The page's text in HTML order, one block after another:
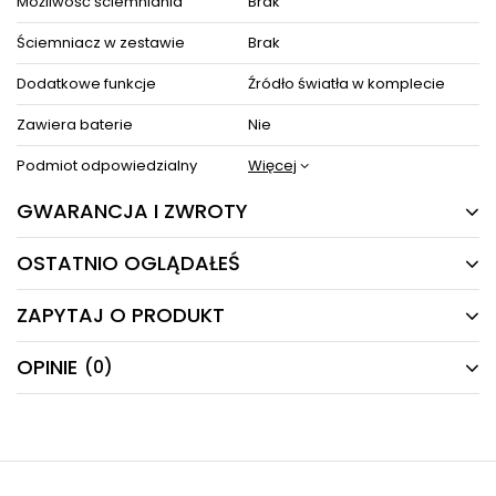
Ściemniacz w zestawie
Brak
Dodatkowe funkcje
Źródło światła w komplecie
Zawiera baterie
Nie
Podmiot odpowiedzialny
Więcej
GWARANCJA I ZWROTY
24 MIESIĄCE
Producent gwarantuje naprawę lub wymianę sprzętu
do 24 miesięcy od daty zakupu. Skontaktuj się ze
sklepem za pośrednictwem formularza reklamacji
aby zamówić kuriera który odbierze sprzęt z Twojego
OSTATNIO OGLĄDAŁEŚ
PRODUKTY Z TEJ SERII
ZAPYTAJ O PRODUKT
Masz pytania odnośnie produktu, oferty lub współpracy z
nami?
E-mail
OPINIE (0)